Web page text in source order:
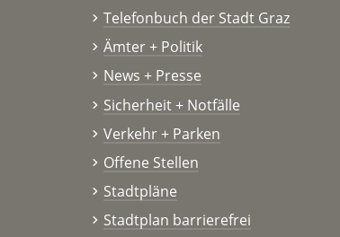
Telefonbuch der Stadt Graz
Ämter + Politik
News + Presse
Sicherheit + Notfälle
Verkehr + Parken
Offene Stellen
Stadtpläne
Stadtplan barrierefrei